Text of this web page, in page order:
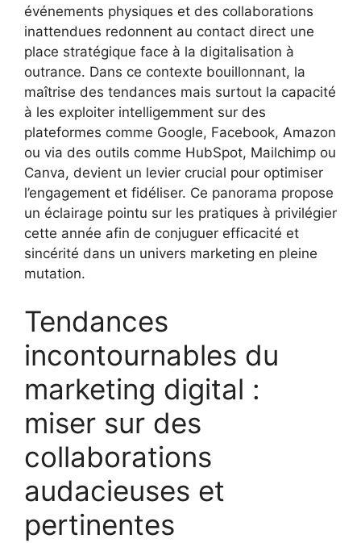
événements physiques et des collaborations
inattendues redonnent au contact direct une
place stratégique face à la digitalisation à
outrance. Dans ce contexte bouillonnant, la
maîtrise des tendances mais surtout la capacité
à les exploiter intelligemment sur des
plateformes comme Google, Facebook, Amazon
ou via des outils comme HubSpot, Mailchimp ou
Canva, devient un levier crucial pour optimiser
l’engagement et fidéliser. Ce panorama propose
un éclairage pointu sur les pratiques à privilégier
cette année afin de conjuguer efficacité et
sincérité dans un univers marketing en pleine
mutation.
Tendances
incontournables du
marketing digital :
miser sur des
collaborations
audacieuses et
pertinentes